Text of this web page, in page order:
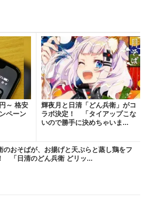
～ 格安
ペーン
輝夜月と日清「どん兵衛」がコ
ラボ決定！ 「タイアップこな
いので勝手に決めちゃいま...
のおそばが、お揚げと天ぷらと蒸し鶏をフ
「日清のどん兵衛 どリッ...